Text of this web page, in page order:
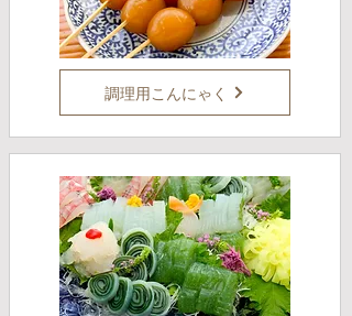
調理用こんにゃく